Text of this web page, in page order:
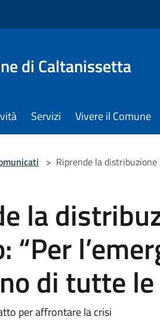
di Caltanissetta
Servizi Vivere il Comune
> Riprende la distribuzione
la
“Per
di tutte
per affrontare la crisi